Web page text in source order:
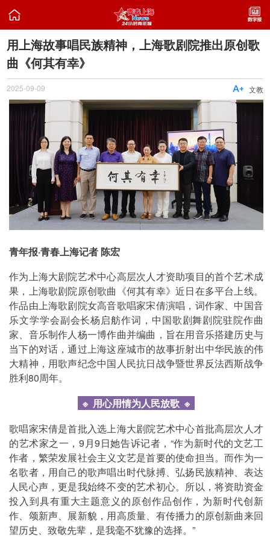

用上海故事唱民族精神，上海歌剧院推出原创歌
曲《何其有幸》
2025-09-09 文教

青年报·青春上海记者 陈宏
作为上海大剧院艺术中心高层次人才资助项目的首个艺术成
果，上海歌剧院原创歌曲《何其有幸》近日在多平台上线。
作品由上海歌剧院女高音歌唱家宋倩演唱，词作家、中国音
乐文学学会副会长杨启舫作词，中国歌剧舞剧院驻院作曲
家、音乐制作人杨一博作曲并编曲，旨在用音乐搭建历史与
当下的对话，通过上海这座城市的故事折射出中华民族的伟
大精神，用歌声纪念中国人民抗日战争暨世界反法西斯战争
胜利80周年。
※ 用心用情为人民放歌 ※
歌唱家宋倩是首批入选上海大剧院艺术中心首批高层次人才
的艺术家之一，9月9日她告诉记者，“作为新时代的文艺工
作者，繁荣发展社会主义文艺是首要的使命担当。而作为一
名歌者，用自己的歌声唱出时代脉搏、弘扬民族精神、表达
人民心声，更是我始终不变的艺术初心。所以，将资助资金
投入到具有重大主题意义的原创作品创作，为新时代创新
作、颂新声、展新貌，用高质量、有传播力的原创新曲来回
望历史、致敬先辈，是我毫不犹豫的选择。”